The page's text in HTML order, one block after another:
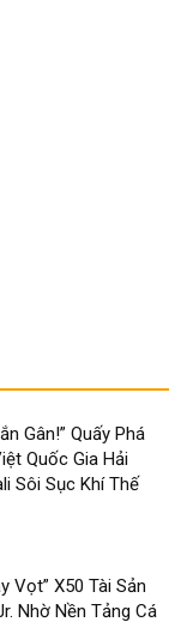
Gân!” Quấy Phá
Quốc Gia Hải
Sôi Sục Khí Thế
Vọt” X50 Tài Sản
Nhờ Nền Tảng Cá